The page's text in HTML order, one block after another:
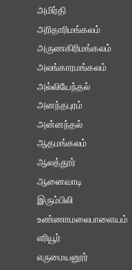
அமிர்தி
அரிதாரிமங்கலம்
அருணகிரிமங்கலம்
அலங்காரமங்கலம்
அல்லியேந்தல்
அனந்தபுரம்
அன்னந்தல்
ஆதமங்கலம்
ஆலத்தூர்
ஆனைவாடி
இரும்பிலி
உண்ணாமலைபாளையம்
எரியூர்
எருமையனூர்